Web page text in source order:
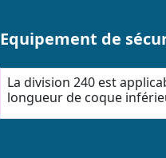
Equipement de
La division 240 est
longueur de coque